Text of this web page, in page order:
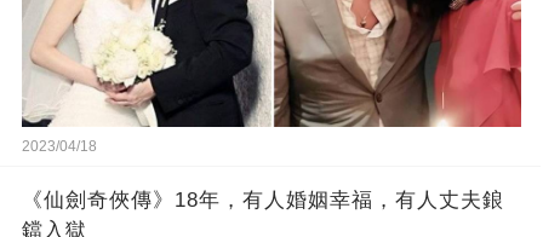
2023/04/18
《仙劍奇俠傳》18年，有人婚姻幸福，有人丈夫鋃
鐺入獄